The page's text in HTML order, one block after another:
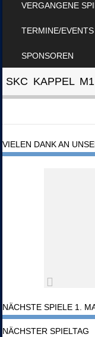
VERGANGENE
TERMINE/EVENTS
SPONSOREN
SKC KAPPEL M1
VIELEN DANK AN
NÄCHSTE SPIELE 1.
NÄCHSTER SPIELTAG